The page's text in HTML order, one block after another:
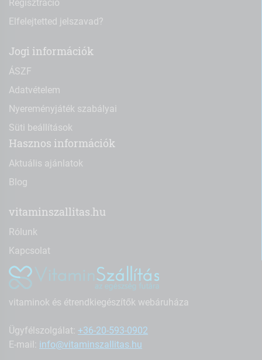
Regisztráció
Elfelejtetted jelszavad?
Jogi információk
ÁSZF
Adatvételem
Nyereményjáték szabályai
Süti beállítások
Hasznos információk
Aktuális ajánlatok
Blog
vitaminszallitas.hu
Rólunk
Kapcsolat
vitaminok és étrendkiegészítők webáruháza
Ügyfélszolgálat: +36-20-593-0902
E-mail: info@vitaminszallitas.hu